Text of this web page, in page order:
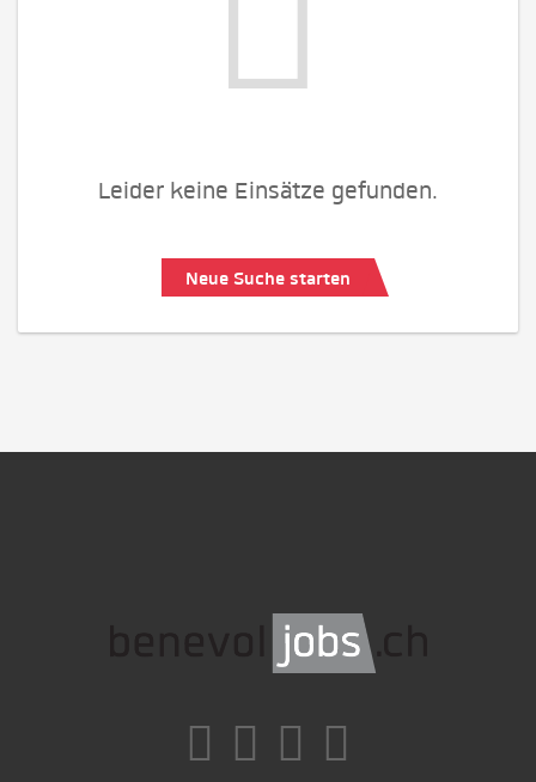
Leider keine Einsätze gefunden.
Neue Suche starten